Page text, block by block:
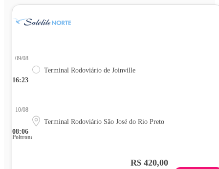
16:23
09/08
Terminal Rodoviário de Joinville
08:06
10/08
Terminal Rodoviário São José do Rio Preto
Poltrona
R$ 420,00